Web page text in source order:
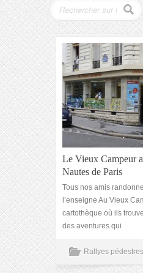
Le Vieux Campeur
Nautes de Paris
Tous nos amis
l’enseigne Au Vieux
cartothèque où ils
des aventures qui
Rallyes pédestres